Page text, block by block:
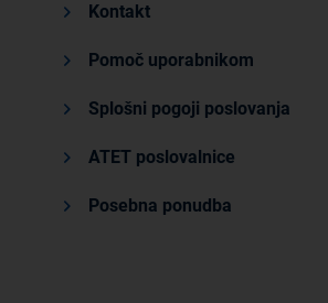
Kontakt
Pomoč uporabnikom
Splošni pogoji poslovanja
ATET poslovalnice
Posebna ponudba